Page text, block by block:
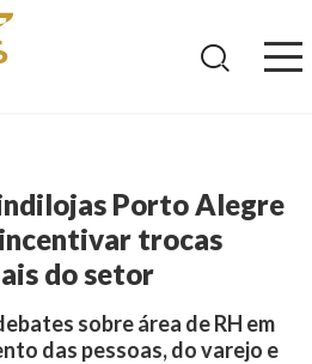
Porto Alegre
trocas
do setor
sobre área de RH em
das pessoas, do varejo e